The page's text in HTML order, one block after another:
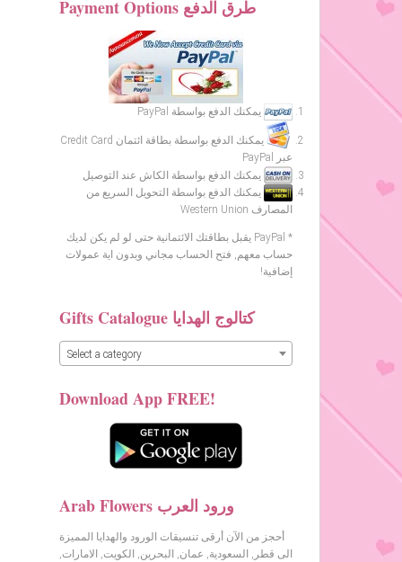
Payment Options طرق الدفع
يمكنك الدفع بواسطة PayPal
يمكنك الدفع بواسطة بطاقة ائتمان Credit Card
عبر PayPal
يمكنك الدفع بواسطة الكاش عند التوصيل
يمكنك الدفع بواسطة التحويل السريع من
المصارف Western Union
* PayPal يقبل بطاقتك الائتمانية حتى لو لم يكن لديك
حساب معهم, فتح الحساب مجاني وبدون اية عمولات
إضافية!
Gifts Catalogue كتالوج الهدايا
Select a category
Download App FREE!
Arab Flowers ورود العرب
أحجز من الآن أرقى تنسيقات الورود والهدايا المميزة
الى قطر, السعودية, عمان, البحرين, الكويت, الامارات,